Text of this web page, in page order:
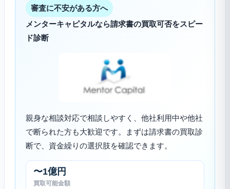
審査に不安がある方へ
メンターキャピタルなら請求書の買取可否をスピー
ド診断
親身な相談対応で相談しやすく、他社利用中や他社
で断られた方も大歓迎です。まずは請求書の買取診
断で、資金繰りの選択肢を確認できます。
〜1億円
買取可能金額